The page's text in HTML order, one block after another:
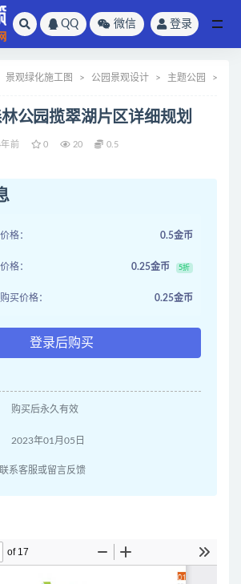
QQ 微信 登录
景观绿化施工图 公园景观设计 主题公园
公园揽翠湖片区详细规划
前 0 20 0.5
格： 0.5金币
格： 0.25金币 5折
买价格： 0.25金币
登录后购买
购买后永久有效
2023年01月05日
系客服或留言反馈